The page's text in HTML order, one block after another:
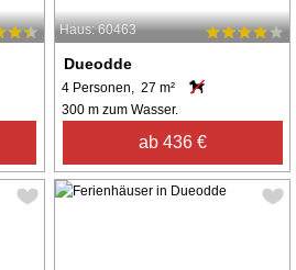
Haus: 60463
Dueodde
4 Personen, 27 m²
300 m zum Wasser.
ab 436 €